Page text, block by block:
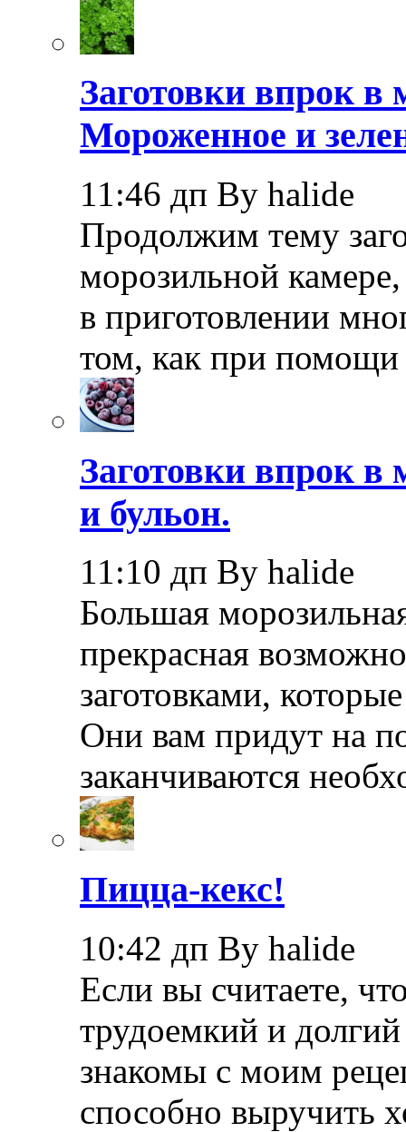
Заготовки впрок в
Мороженное и
11:46 дп By halide
Продолжим тему
морозильной
в приготовлении
том, как при помощи
Заготовки впрок в
и бульон.
11:10 дп By halide
Большая
прекрасная
заготовками,
Они вам придут на
заканчиваются
Пицца-кекс!
10:42 дп By halide
Если вы считаете,
трудоемкий и
знакомы с моим
способно выручить